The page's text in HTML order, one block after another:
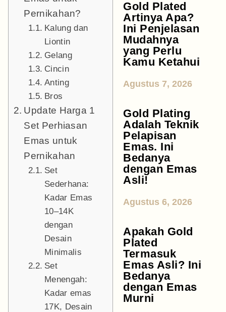
Pernikahan?
Kalung dan
Liontin
Gelang
Cincin
Anting
Bros
Update Harga 1
Set Perhiasan
Emas untuk
Pernikahan
Set
Sederhana:
Kadar Emas
10–14K
dengan
Desain
Minimalis
Set
Menengah:
Kadar emas
17K, Desain
Gold Plated
Artinya Apa?
Ini Penjelasan
Mudahnya
yang Perlu
Kamu Ketahui
Agustus 7, 2026
Gold Plating
Adalah Teknik
Pelapisan
Emas. Ini
Bedanya
dengan Emas
Asli!
Agustus 6, 2026
Apakah Gold
Plated
Termasuk
Emas Asli? Ini
Bedanya
dengan Emas
Murni